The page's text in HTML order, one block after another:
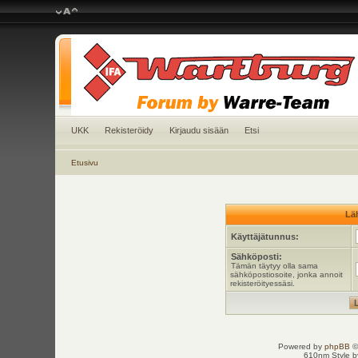
UKK Rekisteröidy Kirjaudu sisään Etsi
Etusivu
Käyttäjätunnus:
Sähköposti:
Tämän täytyy olla sama
sähköpostiosoite, jonka annoit
rekisteröityessäsi.
Powered by phpBB
610nm Style